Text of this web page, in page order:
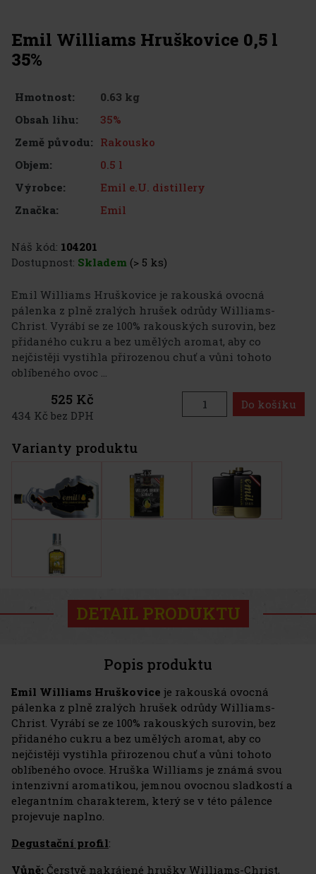
Emil Williams Hruškovice 0,5 l
35%
Hmotnost:
0.63 kg
Obsah lihu:
35%
Země původu: Rakousko
Objem:
0.5 l
Výrobce:
Emil e.U. distillery
Značka:
Emil
Náš kód: 104201
Dostupnost: Skladem (> 5 ks)
Emil Williams Hruškovice je rakouská ovocná
pálenka z plně zralých hrušek odrůdy Williams-
Christ. Vyrábí se ze 100% rakouských surovin, bez
přidaného cukru a bez umělých aromat, aby co
nejčistěji vystihla přirozenou chuť a vůni tohoto
oblíbeného ovoc ...
525 Kč
434 Kč bez DPH
Do košíku
Varianty produktu
DETAIL PRODUKTU
Popis produktu
Emil Williams Hruškovice je rakouská ovocná
pálenka z plně zralých hrušek odrůdy Williams-
Christ. Vyrábí se ze 100% rakouských surovin, bez
přidaného cukru a bez umělých aromat, aby co
nejčistěji vystihla přirozenou chuť a vůni tohoto
oblíbeného ovoce. Hruška Williams je známá svou
intenzivní aromatikou, jemnou ovocnou sladkostí a
elegantním charakterem, který se v této pálence
projevuje naplno.
Degustační profil:
Vůně: Čerstvě nakrájené hrušky Williams-Christ,